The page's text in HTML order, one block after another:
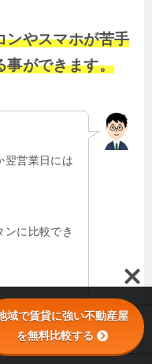
ンやスマホが苦手
事ができます。
翌営業日には
ンに比較でき
きる業者を探せる
域で賃貸に強い不動産屋
を無料比較する